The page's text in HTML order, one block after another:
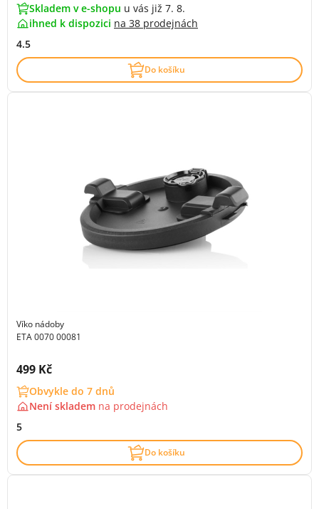
Skladem v e-shopu u vás již 7. 8.
ihned k dispozici na 38 prodejnách
4.5
Do košíku
Víko nádoby
ETA 0070 00081
Cena s DPH:
499 Kč
Obvykle do 7 dnů
Není skladem na prodejnách
5
Do košíku